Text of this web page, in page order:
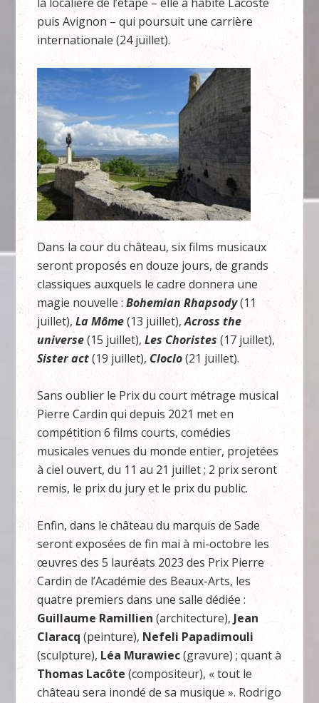
puis Avignon – qui poursuit une carrière
internationale (24 juillet).
Dans la cour du château, six films musicaux
seront proposés en douze jours, de grands
classiques auxquels le cadre donnera une
magie nouvelle :Bohemian Rhapsody(11
juillet),La Môme(13 juillet),Across the
universe(15 juillet),Les Choristes (17 juillet),
Sister act(19 juillet), Cloclo(21 juillet).
Sans oublier le Prix du court métrage musical
Pierre Cardin qui depuis 2021 met en
compétition 6 films courts, comédies
musicales venues du monde entier, projetées
à ciel ouvert, du 11 au 21 juillet ; 2 prix seront
remis, le prix du jury et le prix du public.
Enfin, dans le château du marquis de Sade
seront exposées de fin mai à mi-octobre les
œuvres des 5 lauréats 2023 des Prix Pierre
Cardin de l’Académie des Beaux-Arts, les
quatre premiers dans une salle dédiée :
Guillaume Ramillien (architecture), Jean
Claracq (peinture), Nefeli Papadimouli
(sculpture), Léa Murawiec(gravure) ; quant à
Thomas Lacôte (compositeur), « tout le
château sera inondé de sa musique ». Rodrigo